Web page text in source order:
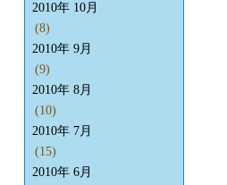
2010年 10月
(8)
2010年 9月
(9)
2010年 8月
(10)
2010年 7月
(15)
2010年 6月